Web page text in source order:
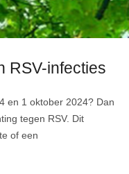
RSV-infecties
en 1 oktober 2024? Dan
tegen RSV. Dit
of een